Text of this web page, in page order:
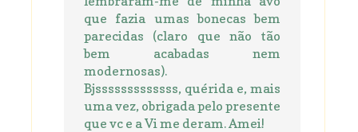
que fazia umas bonecas bem
parecidas (claro que não tão
bem acabadas nem
modernosas).
Bjsssssssssssss, quérida e, mais
uma vez, obrigada pelo presente
que vc e a Vi me deram. Amei!